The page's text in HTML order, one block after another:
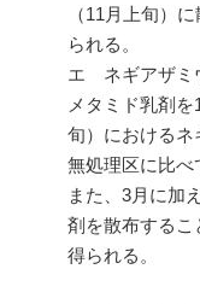
（11 月上旬）
られる。
エ ネギアザミ
メタミド乳剤を
旬）におけるネ
無処理区に比べ
また、 3月に加
剤を散布するこ
得られる。